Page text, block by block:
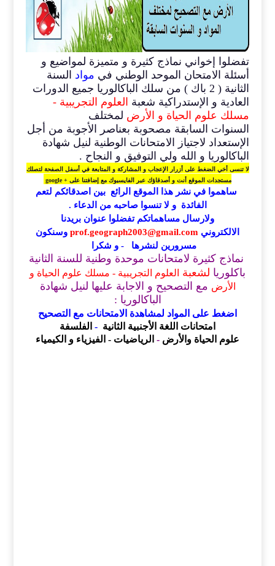
تفضلوا إخواني نماذج كثيرة و متميزة لمواضيع و
أسئلة الامتحان الموحد الوطني في مواد السنة
الثانية ( 2 باك ) من سلك الباكالوريا جميع الدورات
العادية و الإستدراكية شعبة العلوم التجريبية -
مسلك علوم الحياة و الأرض لمختلف
السنوات السابقة مصحوبة بعناصر الأجوبة من أجل
الإستعداد لاجتياز الامتحانات الوطنية لنيل شهادة
الباكالوريا و الله ولي التوفيق و النجاح .
لا تنسى أخي الضغط على أزرار الإعجاب و المشاركة و المتابعة في أسفل الصفحة لتصلك
مستجدات الموقع أنت و أصدقاؤك عبر الفايسبوك مع إضافتنا على + google
ساهموا في نشر هذا الموقع الرائع بين اصدقائكم لتعم
الفائدة و لا تنسوا صاحبه من الدعاء .
ولارسال مساهماتكم تفضلوا عنوان بريدنا
الالكتروني prof.geograph2003@gmail.com وسنكون
مسرورين لنشرها - و شكرا
نماذج كثيرة لامتحانات موحدة وطنية للسنة الثانية
باكلوريا لشعبة
العلوم التجريبية - مسلك علوم الحياة و
الأرض مع التصحيح و الاجابة عليها لنيل شهادة
الباكالوريا :
اضغط على المواد لمشاهدة الامتحانات مع التصحيح
امتحانات اللغة الأجنبية الثانية - الفلسفة
علوم الحياة والأرض - الرياضيات - الفيزياء و الكيمياء